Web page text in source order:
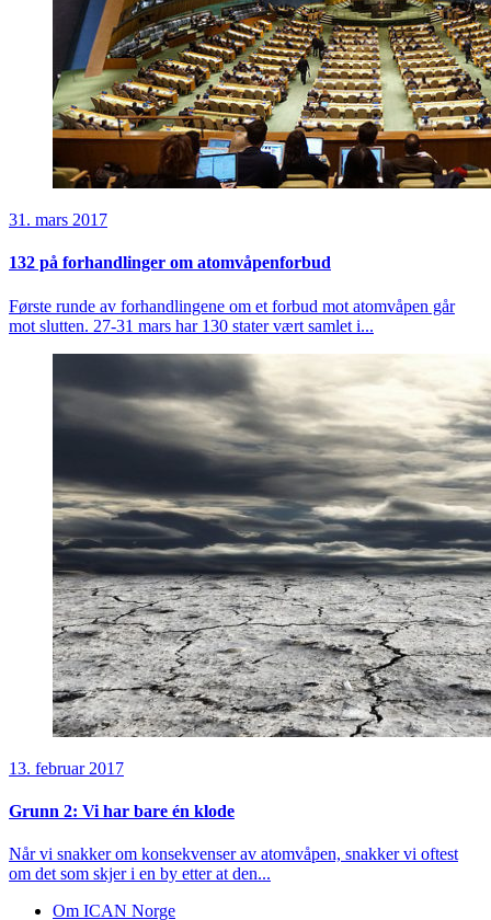
31. mars 2017
132 på forhandlinger om atomvåpenforbud
Første runde av forhandlingene om et forbud mot atomvåpen går
mot slutten. 27-31 mars har 130 stater vært samlet i...
13. februar 2017
Grunn 2: Vi har bare én klode
Når vi snakker om konsekvenser av atomvåpen, snakker vi oftest
om det som skjer i en by etter at den...
Om ICAN Norge